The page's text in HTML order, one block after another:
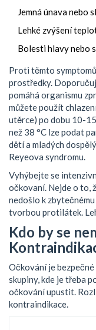
Jemná únava nebo
Lehké zvýšení
Bolesti hlavy nebo
Proti těmto
prostředky.
pomáhá organismu
můžete použít
utěrce) po dobu 10-
než 38 °C lze podat
dětí a mladých
Reyeova syndromu.
Vyhýbejte se
očkovaní. Nejde o to,
nedošlo k
tvorbou protilátek.
Kdo by se
Očkování je
skupiny, kde je třeba
očkování upustit.
kontraindikace.